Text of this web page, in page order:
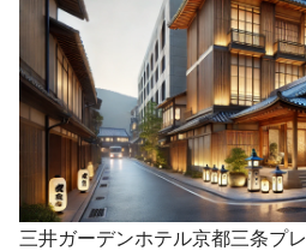
三井ガーデンホテル京都三条プ